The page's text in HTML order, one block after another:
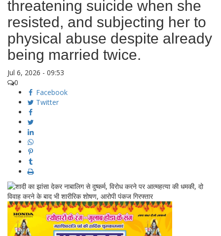
threatening suicide when she
resisted, and subjecting her to
physical abuse despite already
being married twice.
Jul 6, 2026 - 09:53
0
Facebook
Twitter